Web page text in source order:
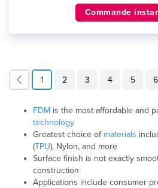
Commande
1 2 3 4 5 6
FDM is the most affordable and
technology
Greatest choice of materials
(TPU), Nylon, and more
Surface finish is not exactly
construction
Applications include consumer